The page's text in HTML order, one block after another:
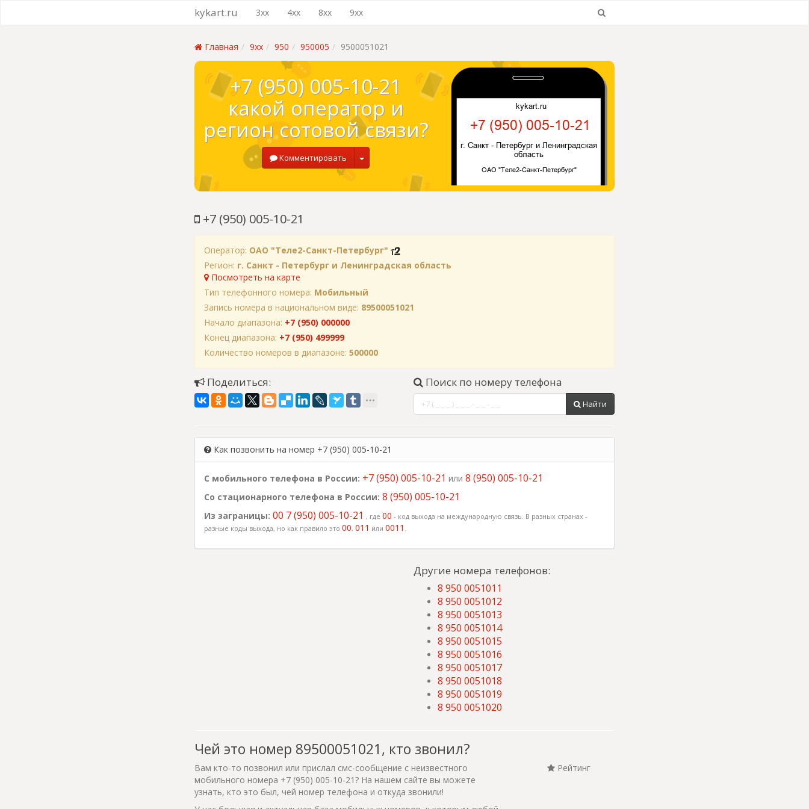
kykart.ru 3xx 4xx 8xx 9xx
Главная 9xx 950 950005 9500051021
+7 (950) 005-10-21
какой оператор и
регион сотовой связи?
Комментировать
+7 (950) 005-10-21
Оператор: ОАО "Теле2-Санкт-Петербург"
Регион: г. Санкт - Петербург и Ленинградская область
Посмотреть на карте
Тип телефонного номера: Мобильный
Запись номера в национальном виде: 89500051021
Начало диапазона: +7 (950) 000000
Конец диапазона: +7 (950) 499999
Количество номеров в диапазоне: 500000
Поделиться: Поиск по номеру телефона
Найти
Как позвонить на номер +7 (950) 005-10-21
С мобильного телефона в России: +7 (950) 005-10-21 или 8 (950) 005-10-21
Со стационарного телефона в России: 8 (950) 005-10-21
Из заграницы: 00 7 (950) 005-10-21 , где 00 - код выхода на международную связь. В разных странах -
разные коды выхода, но как правило это 00, 011 или 0011 .
Другие номера телефонов:
8 950 0051011
8 950 0051012
8 950 0051013
8 950 0051014
8 950 0051015
8 950 0051016
8 950 0051017
8 950 0051018
8 950 0051019
8 950 0051020
Чей это номер 89500051021, кто звонил?
Вам кто-то позвонил или прислал смс-сообщение с неизвестного
мобильного номера +7 (950) 005-10-21? На нашем сайте вы можете
узнать, кто это был, чей номер телефона и откуда звонили!
Рейтинг